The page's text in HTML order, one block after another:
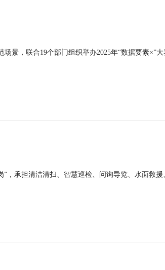
景，联合19个部门组织举办2025年“数据要素×”大
，承担清洁清扫、智慧巡检、问询导览、水面救援